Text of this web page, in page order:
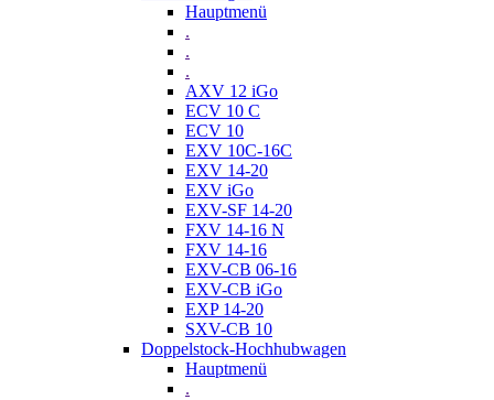
Hauptmenü
.
.
.
AXV 12 iGo
ECV 10 C
ECV 10
EXV 10C-16C
EXV 14-20
EXV iGo
EXV-SF 14-20
FXV 14-16 N
FXV 14-16
EXV-CB 06-16
EXV-CB iGo
EXP 14-20
SXV-CB 10
Doppelstock-Hochhubwagen
Hauptmenü
.